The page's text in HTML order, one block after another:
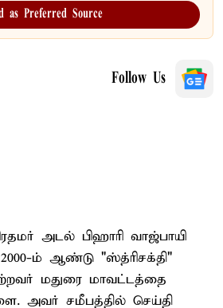
as Preferred Source
Follow Us
அடல் பிஹாரி வாஜ்பாயி
ம் ஆண்டு "ஸ்த்ரிசக்தி"
மதுரை மாவட்டத்தை
அவர் சமீபத்தில் செய்தி